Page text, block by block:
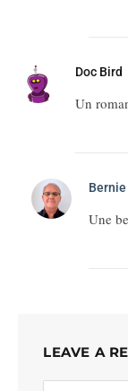
Doc Bird
Un
Bernie
Une
LEAVE A